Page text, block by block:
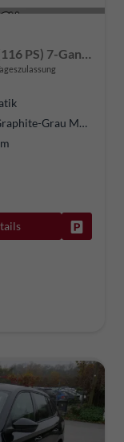
Selection (Selection) 1.0 TSI 85kW (116 PS) 7-Gang DSG
Grau, Graphite-Grau Metallic (5X)